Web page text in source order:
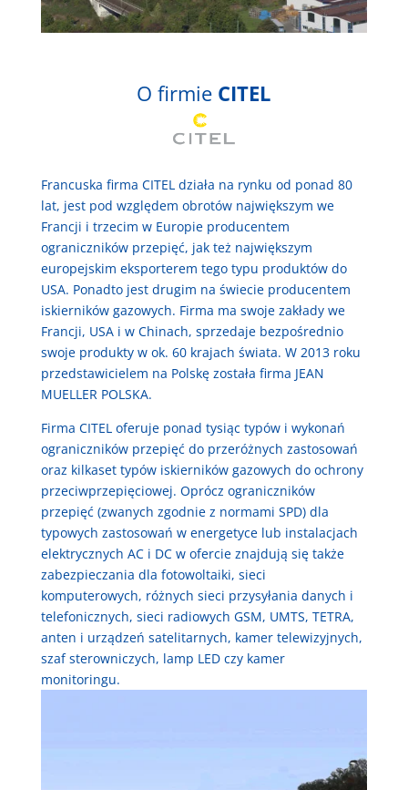
O firmie CITEL
Francuska firma CITEL działa na rynku od ponad 80
lat, jest pod względem obrotów największym we
Francji i trzecim w Europie producentem
ograniczników przepięć, jak też największym
europejskim eksporterem tego typu produktów do
USA. Ponadto jest drugim na świecie producentem
iskierników gazowych. Firma ma swoje zakłady we
Francji, USA i w Chinach, sprzedaje bezpośrednio
swoje produkty w ok. 60 krajach świata. W 2013 roku
przedstawicielem na Polskę została firma JEAN
MUELLER POLSKA.
Firma CITEL oferuje ponad tysiąc typów i wykonań
ograniczników przepięć do przeróżnych zastosowań
oraz kilkaset typów iskierników gazowych do ochrony
przeciwprzepięciowej. Oprócz ograniczników
przepięć (zwanych zgodnie z normami SPD) dla
typowych zastosowań w energetyce lub instalacjach
elektrycznych AC i DC w ofercie znajdują się także
zabezpieczania dla fotowoltaiki, sieci
komputerowych, różnych sieci przysyłania danych i
telefonicznych, sieci radiowych GSM, UMTS, TETRA,
anten i urządzeń satelitarnych, kamer telewizyjnych,
szaf sterowniczych, lamp LED czy kamer
monitoringu.